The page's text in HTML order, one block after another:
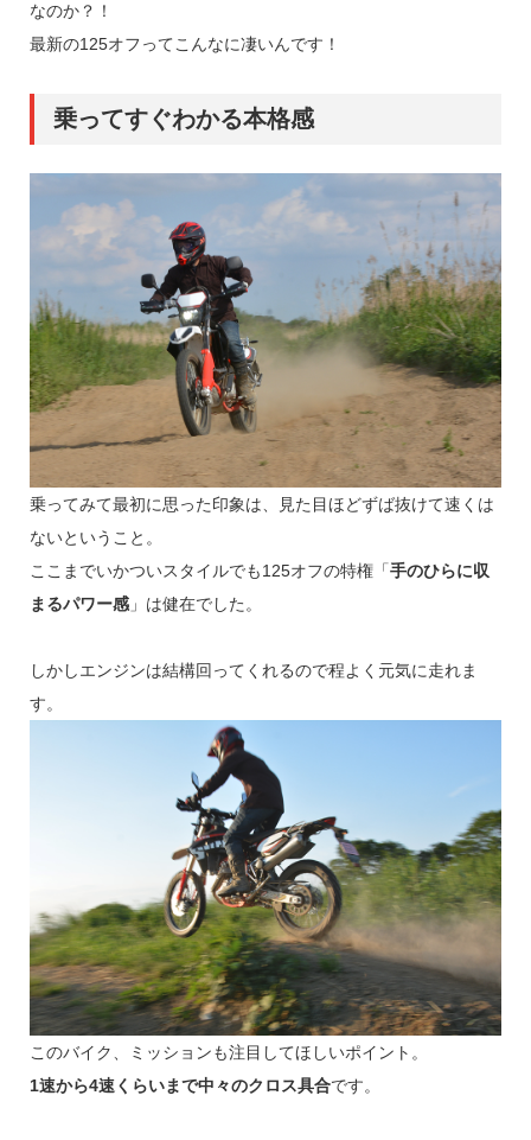
なのか？！
最新の125オフってこんなに凄いんです！
乗ってすぐわかる本格感
乗ってみて最初に思った印象は、見た目ほどずば抜けて速くは
ないということ。
ここまでいかついスタイルでも125オフの特権「手のひらに収
まるパワー感」は健在でした。
しかしエンジンは結構回ってくれるので程よく元気に走れま
す。
このバイク、ミッションも注目してほしいポイント。
1速から4速くらいまで中々のクロス具合です。